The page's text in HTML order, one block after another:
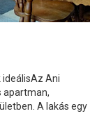
Ani
apartman,
A lakás egy